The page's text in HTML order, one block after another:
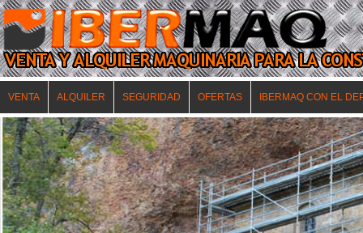
VENTA ALQUILER SEGURIDAD OFERTAS IBERMAQ CON EL